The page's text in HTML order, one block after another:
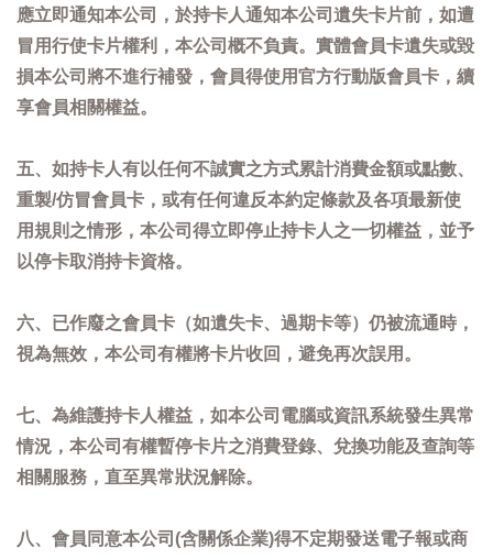
應立即通知本公司，於持卡人通知本公司遺失卡片前，如遭
冒用行使卡片權利，本公司概不負責。實體會員卡遺失或毀
損本公司將不進行補發，會員得使用官方行動版會員卡，續
享會員相關權益。
五、如持卡人有以任何不誠實之方式累計消費金額或點數、
重製/仿冒會員卡，或有任何違反本約定條款及各項最新使
用規則之情形，本公司得立即停止持卡人之一切權益，並予
以停卡取消持卡資格。
六、已作廢之會員卡（如遺失卡、過期卡等）仍被流通時，
視為無效，本公司有權將卡片收回，避免再次誤用。
七、為維護持卡人權益，如本公司電腦或資訊系統發生異常
情況，本公司有權暫停卡片之消費登錄、兌換功能及查詢等
相關服務，直至異常狀況解除。
八、會員同意本公司(含關係企業)得不定期發送電子報或商